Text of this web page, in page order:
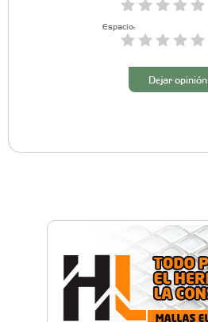
Espacio:
Dejar opinión